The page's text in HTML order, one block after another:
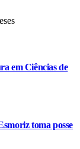
em Ciências de
toma posse